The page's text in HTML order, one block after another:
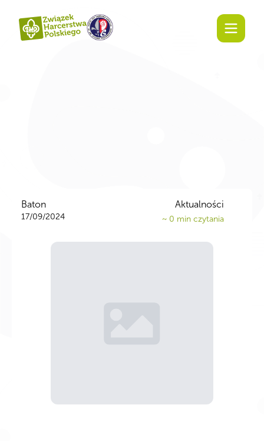
Baton
17/09/2024
Aktualności
~ 0 min czytania